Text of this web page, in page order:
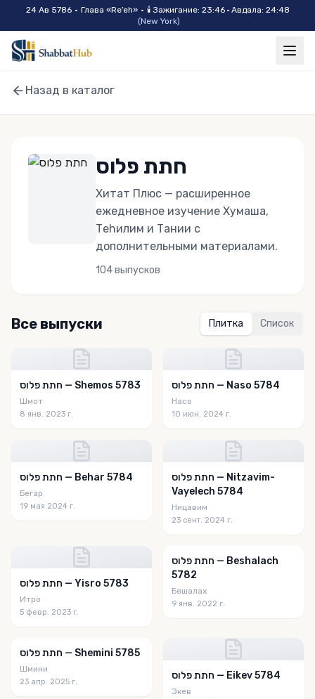
Skip to main content
24 Ав 5786 • Глава «Re’eh» • 🕯 Зажигание: 23:46 · Авдала: 24:48
(New York)
Назад в каталог
חתת פלוס
Хитат Плюс — расширенное
ежедневное изучение Хумаша,
Теhилим и Тании с
дополнительными материалами.
104выпусков
Все выпуски Плитка Список
חתת פלוס — Shemos 5783
Шмот
8 янв. 2023 г.
חתת פלוס — Naso 5784
Насо
10 июн. 2024 г.
חתת פלוס — Behar 5784
Бегар
19 мая 2024 г.
חתת פלוס — Nitzavim-
Vayelech 5784
Ницавим
23 сент. 2024 г.
חתת פלוס — Yisro 5783
Итро
5 февр. 2023 г.
חתת פלוס — Beshalach
5782
Бешалах
9 янв. 2022 г.
חתת פלוס — Shemini 5785
Шмини
23 апр. 2025 г.
חתת פלוס — Eikev 5784
Экев